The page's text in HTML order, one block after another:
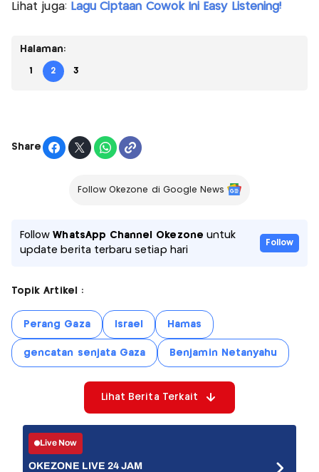
Lihat juga: Lagu Ciptaan Cowok Ini Easy Listening!
Halaman:
1 2 3
Share
Follow Okezone di Google News
FollowWhatsApp Channel Okezone untuk
update berita terbaru setiap hari
Follow
Topik Artikel :
Perang Gaza Israel Hamas
gencatan senjata Gaza Benjamin Netanyahu
Lihat Berita Terkait
Live Now
OKEZONE LIVE 24 JAM